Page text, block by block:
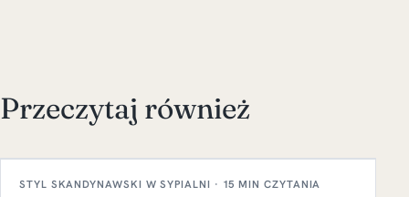
Przeczytaj również
STYL SKANDYNAWSKI W SYPIALNI · 15 MIN CZYTANIA